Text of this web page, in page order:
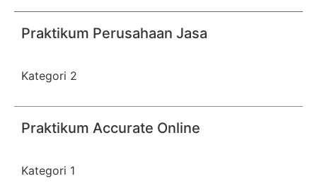
Praktikum Perusahaan Jasa
Kategori 2
Praktikum Accurate Online
Kategori 1